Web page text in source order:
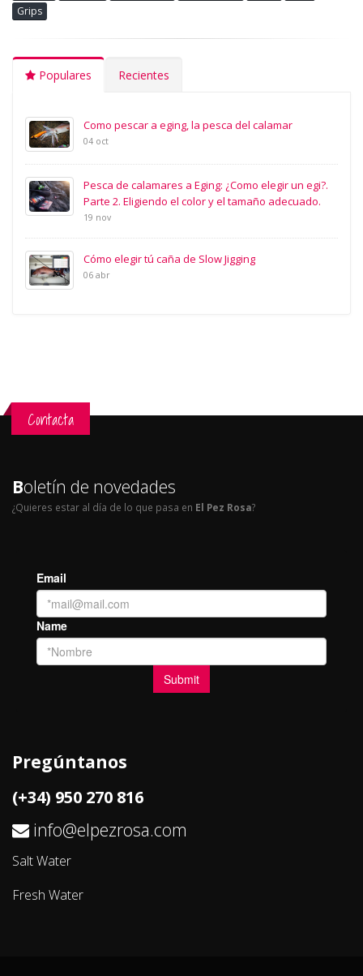
Grips
Populares Recientes
Como pescar a eging, la pesca del calamar
04 oct
Pesca de calamares a Eging: ¿Como elegir un egi?.
Parte 2. Eligiendo el color y el tamaño adecuado.
19 nov
Cómo elegir tú caña de Slow Jigging
06 abr
Contacta
Boletín de novedades
¿Quieres estar al día de lo que pasa en El Pez Rosa?
Pregúntanos
(+34) 950 270 816
info@elpezrosa.com
Salt Water
Fresh Water